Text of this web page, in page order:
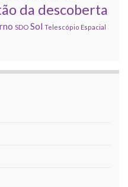
da descoberta
SDO Sol Telescópio Espacial